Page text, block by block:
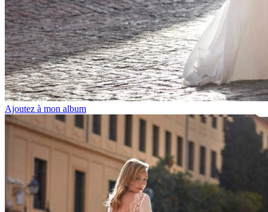
Ajoutez à mon album